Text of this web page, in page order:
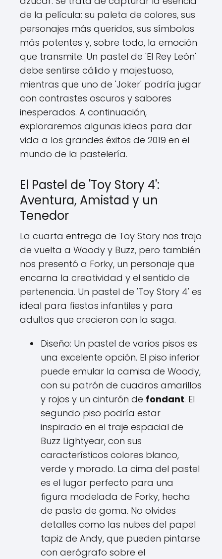
de la película: su paleta de colores, sus
personajes más queridos, sus símbolos
más potentes y, sobre todo, la emoción
que transmite. Un pastel de 'El Rey León'
debe sentirse cálido y majestuoso,
mientras que uno de 'Joker' podría jugar
con contrastes oscuros y sabores
inesperados. A continuación,
exploraremos algunas ideas para dar
vida a los grandes éxitos de 2019 en el
mundo de la pastelería.
El Pastel de 'Toy Story 4':
Aventura, Amistad y un
Tenedor
La cuarta entrega de Toy Story nos trajo
de vuelta a Woody y Buzz, pero también
nos presentó a Forky, un personaje que
encarna la creatividad y el sentido de
pertenencia. Un pastel de 'Toy Story 4' es
ideal para fiestas infantiles y para
adultos que crecieron con la saga.
Diseño: Un pastel de varios pisos es
una excelente opción. El piso inferior
puede emular la camisa de Woody,
con su patrón de cuadros amarillos
y rojos y un cinturón de fondant. El
segundo piso podría estar
inspirado en el traje espacial de
Buzz Lightyear, con sus
característicos colores blanco,
verde y morado. La cima del pastel
es el lugar perfecto para una
figura modelada de Forky, hecha
de pasta de goma. No olvides
detalles como las nubes del papel
tapiz de Andy, que pueden pintarse
con aerógrafo sobre el